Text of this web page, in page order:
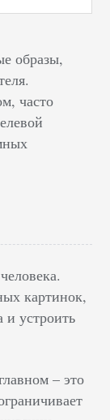
образы,
часто
картинок,
и устроить
– это